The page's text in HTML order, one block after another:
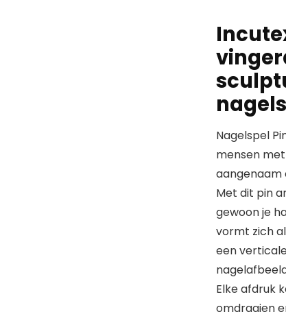
Nagelspel
mensen
aangenaam
Met dit pin
gewoon je
vormt zich
een
Elke afdruk
omdraaien